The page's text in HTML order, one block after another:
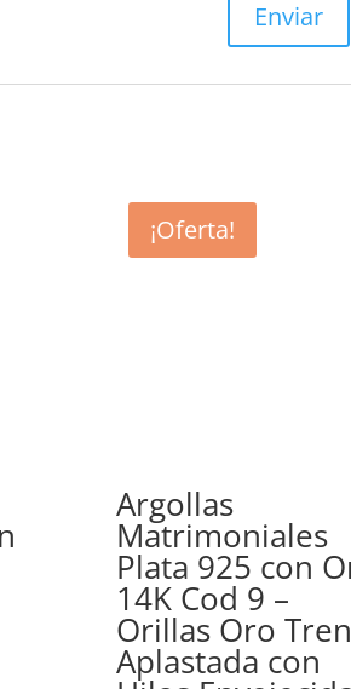
¡Oferta!
Argollas
Matrimoniales
Plata 925 con
14K Cod 9 –
Orillas Oro
Aplastada con